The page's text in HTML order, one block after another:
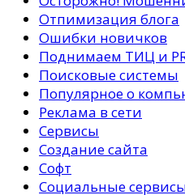
Отпимизация блога
Ошибки новичков
Поднимаем ТИЦ и
Поисковые системы
Популярное о
Реклама в сети
Сервисы
Создание сайта
Софт
Социальные